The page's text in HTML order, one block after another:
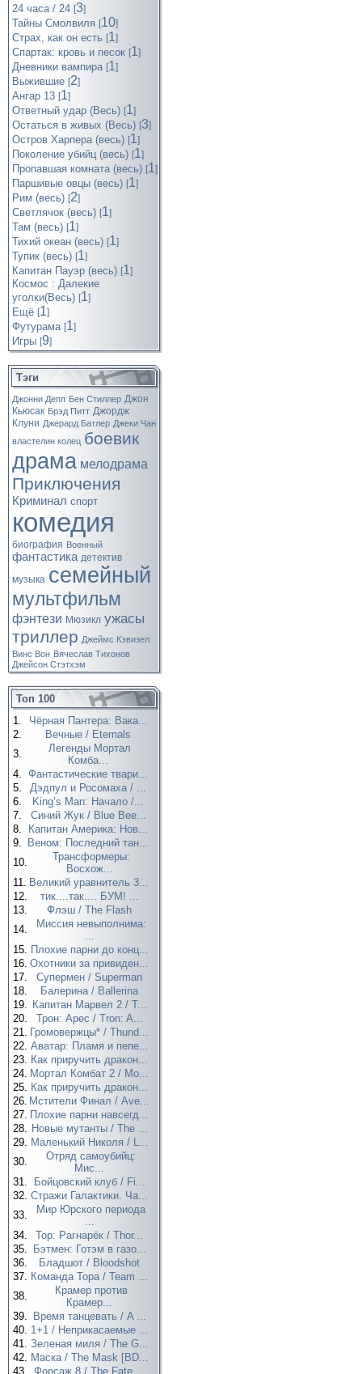
24 часа / 24 [3]
Тайны Смолвиля [10]
Страх, как он есть [1]
Спартак: кровь и песок [1]
Дневники вампира [1]
Выжившие [2]
Ангар 13 [1]
Ответный удар (Весь) [1]
Остаться в живых (Весь) [3]
Остров Харпера (весь) [1]
Поколение убийц (весь) [1]
Пропавшая комната (весь) [1]
Паршивые овцы (весь) [1]
Рим (весь) [2]
Светлячок (весь) [1]
Там (весь) [1]
Тихий океан (весь) [1]
Тупик (весь) [1]
Капитан Пауэр (весь) [1]
Космос : Далекие
уголки(Весь) [1]
Ещё [1]
Футурама [1]
Игры [9]
Тэги
Джонни Депп Бен Стиллер Джон
Кьюсак Брэд Питт Джордж
Клуни Джерард Батлер Джеки Чан
властелин колец боевик
драма мелодрама
Приключения
Криминал спорт
комедия
биография Военный
фантастика детектив
музыка семейный
мультфильм
фэнтези Мюзикл ужасы
триллер Джеймс Кэвизел
Винс Вон Вячеслав Тихонов
Джейсон Стэтхэм
Топ 100
1.
Чёрная Пантера: Вака...
2.
Вечные / Eternals
3.
Легенды Мортал
Комба...
4. Фантастические твари...
5.
Дэдпул и Росомаха / ...
6.
King’s Man: Начало /...
7.
Синий Жук / Blue Bee...
8.
Капитан Америка: Нов...
9.
Веном: Последний тан...
10.
Трансформеры:
Восхож...
11. Великий уравнитель 3...
12.
тик....так.... БУМ! ...
13.
Флэш / The Flash
14.
Миссия невыполнима:
...
15. Плохие парни до конц...
16. Охотники за привиден...
17.
Супермен / Superman
18.
Балерина / Ballerina
19. Капитан Марвел 2 / T...
20.
Трон: Арес / Tron: A...
21. Громовержцы* / Thund...
22. Аватар: Пламя и пепе...
23. Как приручить дракон...
24. Мортал Комбат 2 / Mo...
25. Как приручить дракон...
26. Мстители Финал / Ave...
27. Плохие парни навсегд...
28. Новые мутанты / The ...
29. Маленький Николя / L...
30.
Отряд самоубийц:
Мис...
31.
Бойцовский клуб / Fi...
32. Стражи Галактики. Ча...
33.
Мир Юрского периода
...
34.
Тор: Рагнарёк / Thor...
35.
Бэтмен: Готэм в газо...
36.
Бладшот / Bloodshot
37. Команда Тора / Team ...
38.
Крамер против
Крамер...
39.
Время танцевать / A ...
40. 1+1 / Неприкасаемые ...
41. Зеленая миля / The G...
42. Маска / The Mask [BD...
43.
Форсаж 8 / The Fate ...